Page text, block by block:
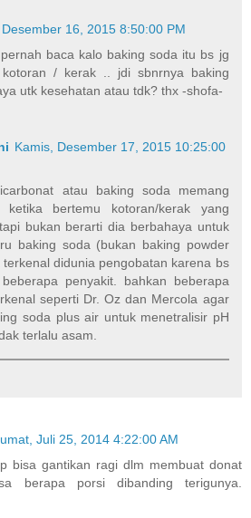
16, 2015 8:50:00 PM
baca kalo baking soda itu bs jg
kotoran / kerak .. jdi sbnrnya baking
utk kesehatan atau tdk? thx -shofa-
Kamis, Desember 17, 2015 10:25:00
atau baking soda memang
ketika bertemu kotoran/kerak yang
bukan berarti dia berbahaya untuk
baking soda (bukan baking powder
didunia pengobatan karena bs
penyakit. bahkan beberapa
seperti Dr. Oz dan Mercola agar
soda plus air untuk menetralisir pH
terlalu asam.
Juli 25, 2014 4:22:00 AM
bisa gantikan ragi dlm membuat donat
berapa porsi dibanding terigunya.